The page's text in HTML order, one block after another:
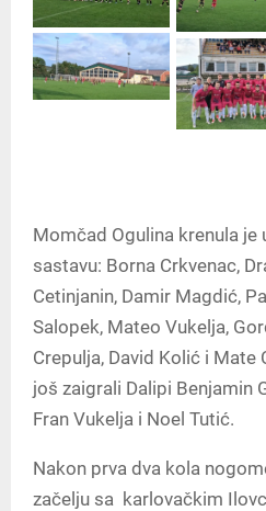
Momčad Ogulina krenula je
sastavu: Borna Crkvenac,
Cetinjanin, Damir Magdić,
Salopek, Mateo Vukelja,
Crepulja, David Kolić i Mate
još zaigrali Dalipi Benjamin
Fran Vukelja i Noel Tutić.
Nakon prva dva kola
začelju sa karlovačkim